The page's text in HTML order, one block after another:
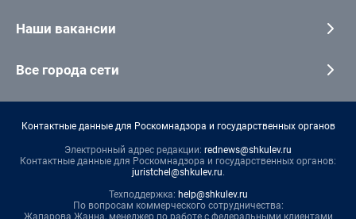
Наши вакансии
Все города сети
Контактные данные для Роскомнадзора и государственных органов
Электронный адрес редакции: rednews@shkulev.ru
Контактные данные для Роскомнадзора и государственных органов:
juristchel@shkulev.ru.
Техподдержка: help@shkulev.ru
По вопросам коммерческого сотрудничества: